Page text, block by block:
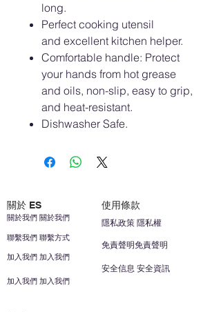
long.
Perfect cooking utensil
and excellent kitchen helper.
Comfortable handle: Protect
your hands from hot grease
and oils, non-slip, easy to grip,
and heat-resistant.
Dishwasher Safe.
關於 ES 使用條款
聯繫我們 聯繫方式
加入我們 加入我們
關於我們 關於我們
加入我們 加入我們
安全信息 安全資訊
免責聲明免責聲明
隱私政策 隱私權